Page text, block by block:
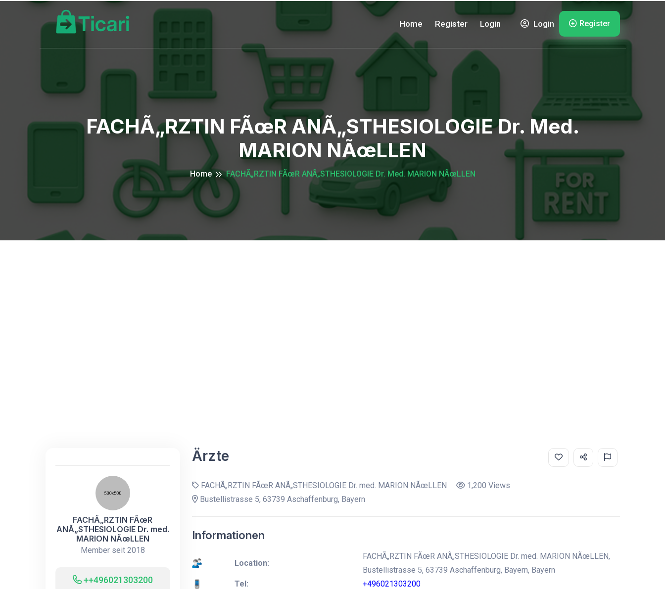
Home Register Login Login Register
FACHÃ„RZTIN FÃœR ANÃ„STHESIOLOGIE Dr. Med.
MARION NÃœLLEN
Home FACHÃ„RZTIN FÃœR ANÃ„STHESIOLOGIE Dr. Med. MARION NÃœLLEN
FACHÃ„RZTIN FÃœR
ANÃ„STHESIOLOGIE Dr. med.
MARION NÃœLLEN
Member seit 2018
++496021303200
Ärzte
FACHÃ„RZTIN FÃœR ANÃ„STHESIOLOGIE Dr. med. MARION NÃœLLEN
1,200 Views
Bustellistrasse 5, 63739 Aschaffenburg, Bayern
Informationen
Location:
FACHÃ„RZTIN FÃœR ANÃ„STHESIOLOGIE Dr. med. MARION NÃœLLEN,
Bustellistrasse 5, 63739 Aschaffenburg, Bayern, Bayern
Tel:
+496021303200